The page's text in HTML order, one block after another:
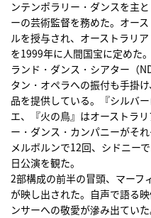
ンテンポラリー・ダンスを主
ーの芸術監督を務めた。オー
ルを授与され、オーストラリ
を1999年に人間国宝に定めた
ランド・ダンス・シアター（
タン・オペラへの振付も手掛
品を提供している。『シルバ
エ、『火の鳥』はオーストラ
ー・ダンス・カンパニーがそ
メルボルンで12回、シドニー
日公演を観た。
2部構成の前半の冒頭、マーフ
が映し出された。自声で語る
ンサーへの敬愛が滲み出ていた